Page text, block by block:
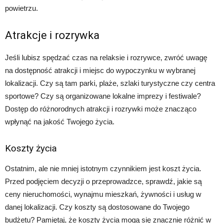
powietrzu.
Atrakcje i rozrywka
Jeśli lubisz spędzać czas na relaksie i rozrywce, zwróć uwagę
na dostępność atrakcji i miejsc do wypoczynku w wybranej
lokalizacji. Czy są tam parki, plaże, szlaki turystyczne czy centra
sportowe? Czy są organizowane lokalne imprezy i festiwale?
Dostęp do różnorodnych atrakcji i rozrywki może znacząco
wpłynąć na jakość Twojego życia.
Koszty życia
Ostatnim, ale nie mniej istotnym czynnikiem jest koszt życia.
Przed podjęciem decyzji o przeprowadzce, sprawdź, jakie są
ceny nieruchomości, wynajmu mieszkań, żywności i usług w
danej lokalizacji. Czy koszty są dostosowane do Twojego
budżetu? Pamiętaj, że koszty życia mogą się znacznie różnić w